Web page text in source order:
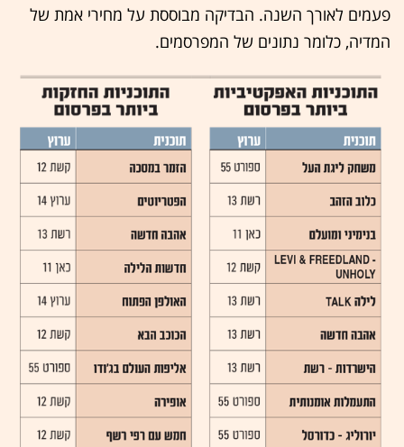
פעמים לאורך השנה. הבדיקה מבוססת על מחירי אמת של
המדיה, כלומר נתונים של המפרסמים.